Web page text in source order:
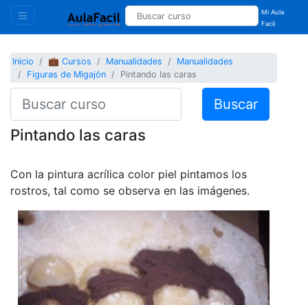
Mi Aula
Facil
Inicio 💼 Cursos Manualidades
Manualidades
Figuras de Migajón
Pintando las caras
Buscar
Pintando las caras
Con la pintura acrílica color piel pintamos los
rostros, tal como se observa en las imágenes.